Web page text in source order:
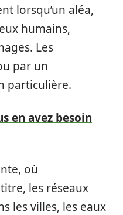
lorsqu’un aléa,
humains,
Les
par un
particulière.
en avez besoin
où
les réseaux
les villes, les eaux